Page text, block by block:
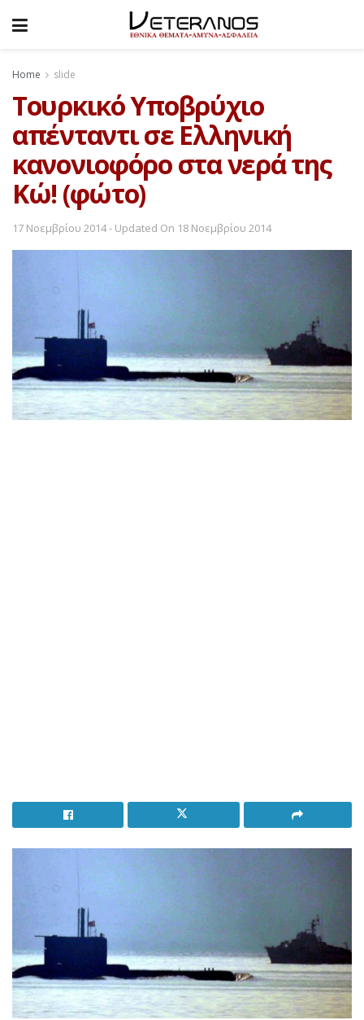
Home slide
Τουρκικό Υποβρύχιο
απένταντι σε Ελληνική
κανονιοφόρο στα νερά της
Κώ! (φώτο)
17 Νοεμβρίου 2014 - Updated On 18 Νοεμβρίου 2014